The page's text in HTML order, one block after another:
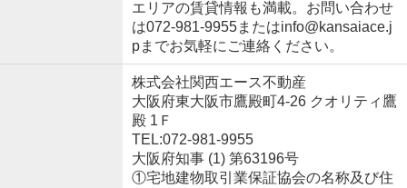
エリアの賃貸情報も満載。お問い合わせ
は072-981-9955またはinfo@kansaiace.j
pまでお気軽にご連絡ください。
株式会社関西エース不動産
大阪府東大阪市鷹殿町4-26 クオリティ鷹
殿 1Ｆ
TEL:072-981-9955
大阪府知事 (1) 第63196号
①宅地建物取引業保証協会の名称及び住